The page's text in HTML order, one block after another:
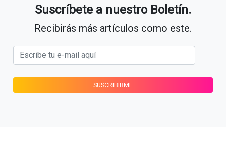
Suscríbete a nuestro Boletín.
Recibirás más artículos como este.